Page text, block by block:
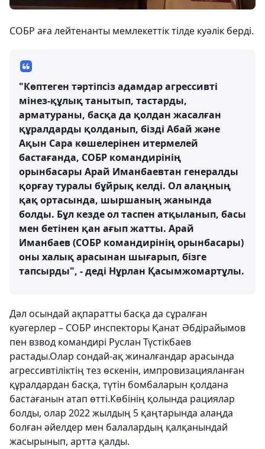
СОБР аға лейтенанты мемлекеттік тілде куәлік берді.
"Көптеген тәртіпсіз адамдар агрессивті
мінез-құлық танытып, тастарды,
арматураны, басқа да қолдан жасалған
құралдарды қолданып, бізді Абай және
Ақын Сара көшелерінен итермелей
бастағанда, СОБР командирінің
орынбасары Арай Иманбаевтан генералды
қорғау туралы бұйрық келді. Ол алаңның
қақ ортасында, шыршаның жанында
болды. Бұл кезде ол таспен атқыланып, басы
мен бетінен қан ағып жатты. Арай
Иманбаев (СОБР командирінің орынбасары)
оны халық арасынан шығарып, бізге
тапсырды", - деді Нұрлан Қасымжомартұлы.
Дәл осындай ақпаратты басқа да сұралған
куәгерлер – СОБР инспекторы Қанат Әбдірайымов
пен взвод командирі Руслан Түстікбаев
растады.Олар сондай-ақ жиналғандар арасында
агрессивтіліктің тез өскенін, импровизацияланған
құралдардан басқа, түтін бомбаларын қолдана
бастағанын атап өтті.Көбінің қолында рациялар
болды, олар 2022 жылдың 5 қаңтарында алаңда
болған әйелдер мен балалардың қалқанындай
жасырынып, артта қалды.